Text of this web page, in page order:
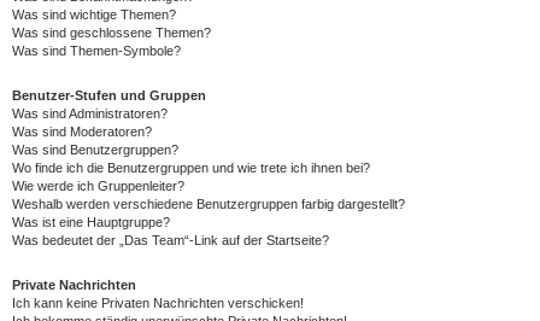
Was sind wichtige Themen?
Was sind geschlossene Themen?
Was sind Themen-Symbole?
Benutzer-Stufen und Gruppen
Was sind Administratoren?
Was sind Moderatoren?
Was sind Benutzergruppen?
Wo finde ich die Benutzergruppen und wie trete ich ihnen bei?
Wie werde ich Gruppenleiter?
Weshalb werden verschiedene Benutzergruppen farbig dargestellt?
Was ist eine Hauptgruppe?
Was bedeutet der „Das Team“-Link auf der Startseite?
Private Nachrichten
Ich kann keine Privaten Nachrichten verschicken!